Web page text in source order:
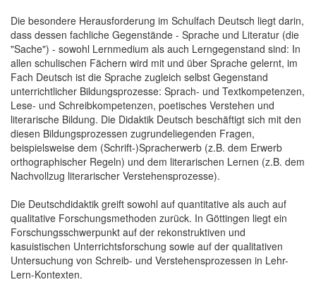
Die besondere Herausforderung im Schulfach Deutsch liegt darin,
dass dessen fachliche Gegenstände - Sprache und Literatur (die
"Sache") - sowohl Lernmedium als auch Lerngegenstand sind: In
allen schulischen Fächern wird mit und über Sprache gelernt, im
Fach Deutsch ist die Sprache zugleich selbst Gegenstand
unterrichtlicher Bildungsprozesse: Sprach- und Textkompetenzen,
Lese- und Schreibkompetenzen, poetisches Verstehen und
literarische Bildung. Die Didaktik Deutsch beschäftigt sich mit den
diesen Bildungsprozessen zugrundeliegenden Fragen,
beispielsweise dem (Schrift-)Spracherwerb (z.B. dem Erwerb
orthographischer Regeln) und dem literarischen Lernen (z.B. dem
Nachvollzug literarischer Verstehensprozesse).
Die Deutschdidaktik greift sowohl auf quantitative als auch auf
qualitative Forschungsmethoden zurück. In Göttingen liegt ein
Forschungsschwerpunkt auf der rekonstruktiven und
kasuistischen Unterrichtsforschung sowie auf der qualitativen
Untersuchung von Schreib- und Verstehensprozessen in Lehr-
Lern-Kontexten.